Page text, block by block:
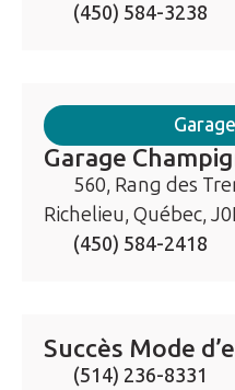
(450) 584-3238
Garage
Garage
560, Rang des
Richelieu, Québec,
(450) 584-2418
Succès Mode
(514) 236-8331